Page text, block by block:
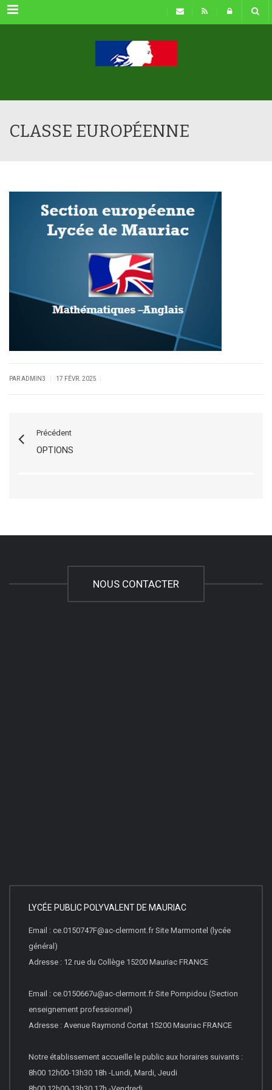
Menu
CLASSE EUROPÉENNE
PAR ADMIN3 17 FÉVR. 2025
Précédent
OPTIONS
NOUS CONTACTER
LYCÉE PUBLIC POLYVALENT DE MAURIAC
Email : ce.0150747F@ac-clermont.fr Site Marmontel (lycée
général)
Adresse : 12 rue du Collège 15200 Mauriac FRANCE
Email : ce.0150667u@ac-clermont.fr Site Pompidou (Section
enseignement professionnel)
Adresse : Avenue Raymond Cortat 15200 Mauriac FRANCE
Notre établissement accueille le public aux horaires suivants :
8h00 12h00-13h30 18h -Lundi, Mardi, Jeudi